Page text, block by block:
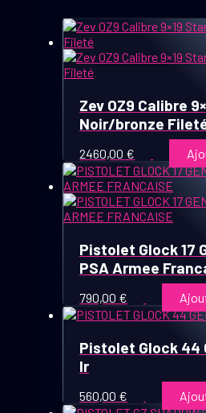
Zev OZ9 Calibre
Noir/bronze
2460,00 €
Pistolet Glock 17
PSA Armee
790,00 €
Pistolet Glock 44
lr
560,00 €